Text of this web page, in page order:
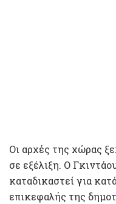
Οι αρχές της χώρας
σε εξέλιξη. Ο
καταδικαστεί για
επικεφαλής της